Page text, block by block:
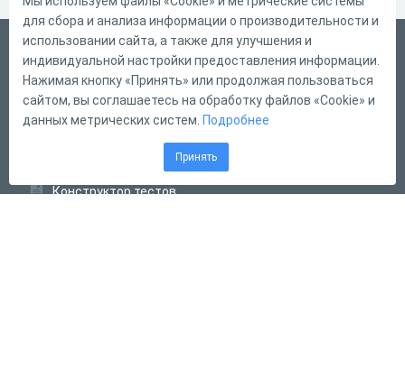
Русский
Справка
Форма обратной связи
Конструктор тестов
для сбора и анализа информации о производительности и
использовании сайта, а также для улучшения и
индивидуальной настройки предоставления информации.
Нажимая кнопку «Принять» или продолжая пользоваться
сайтом, вы соглашаетесь на обработку файлов «Cookie» и
данных метрических систем. Подробнее
Принять